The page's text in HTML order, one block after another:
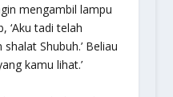
mengambil lampu
‘Aku tadi telah
Shubuh.’ Beliau
kamu lihat.’